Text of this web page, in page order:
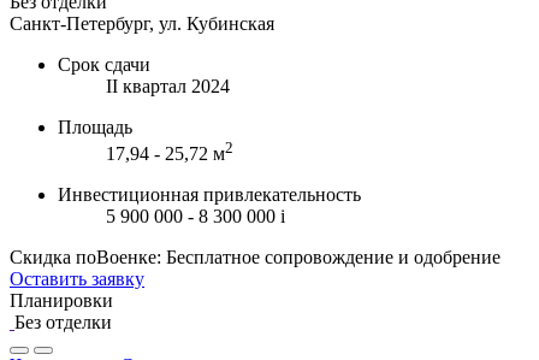
Санкт-Петербург, ул. Кубинская
Срок сдачи
II квартал 2024
Площадь
17,94 - 25,72 м2
Инвестиционная привлекательность
5 900 000 - 8 300 000 i
Скидка поВоенке: Бесплатное сопровождение и одобрение
Оставить заявку
Планировки
Без отделки